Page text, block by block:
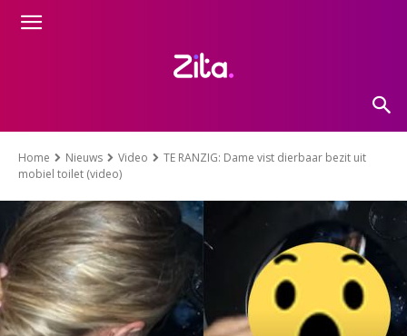
Home Nieuws Video
TE RANZIG: Dame vist dierbaar bezit uit
mobiel toilet (video)